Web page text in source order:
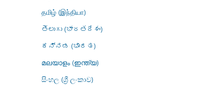
தமிழ் (இந்தியா)
తెలుగు (భారతదేశం)
ಕನ್ನಡ (ಭಾರತ)
മലയാളം (ഇന്ത്യ)
සිංහල (ශ්‍රී ලංකාව)